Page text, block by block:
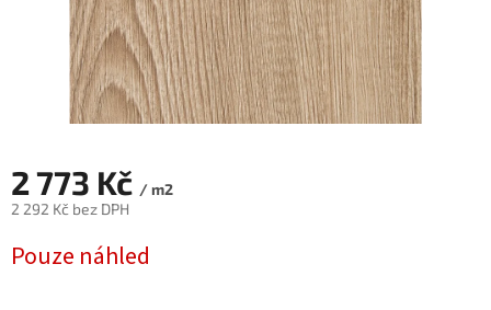
2 773 Kč / m2
2 292 Kč bez DPH
cena:
Pouze náhled